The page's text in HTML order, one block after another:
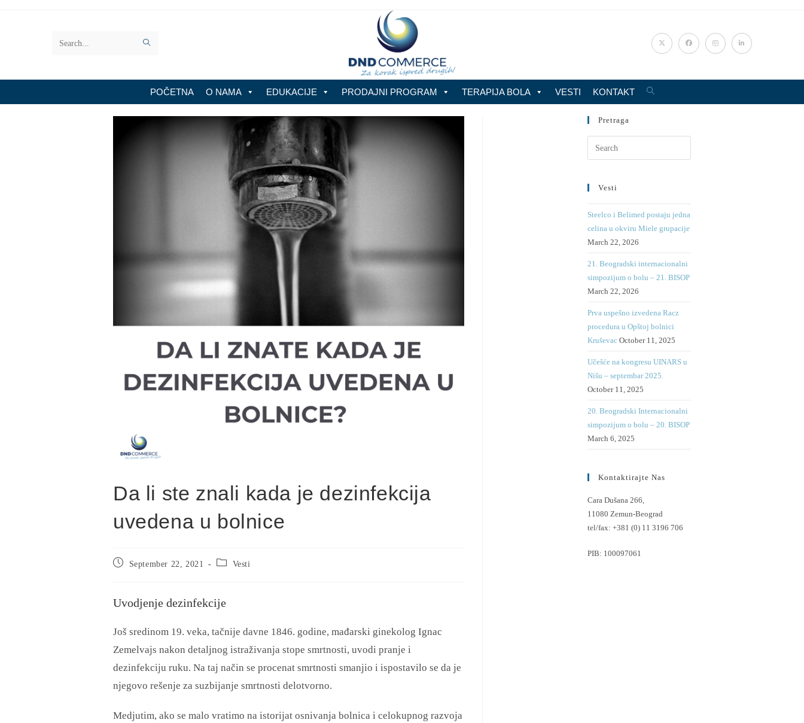
Search
POČETNA O NAMA EDUKACIJE PRODAJNI PROGRAM TERAPIJA BOLA VESTI KONTAKT
Da li ste znali kada je dezinfekcija
uvedena u bolnice
September 22, 2021 Vesti
Uvodjenje dezinfekcije
Još sredinom 19. veka, tačnije davne 1846. godine, mađarski ginekolog Ignac
Zemelvajs nakon detaljnog istraživanja stope smrtnosti, uvodi pranje i
dezinfekciju ruku. Na taj način se procenat smrtnosti smanjio i ispostavilo se da je
njegovo rešenje za suzbijanje smrtnosti delotvorno.
Medjutim, ako se malo vratimo na istorijat osnivanja bolnica i celokupnog razvoja
Pretraga
Vesti
Steelco i Belimed postaju jedna
celina u okviru Miele grupacije
March 22, 2026
21. Beogradski internacionalni
simpozijum o bolu – 21. BISOP
March 22, 2026
Prva uspešno izvedena Racz
procedura u Opštoj bolnici
Kruševac October 11, 2025
Učešće na kongresu UINARS u
Nišu – septembar 2025.
October 11, 2025
20. Beogradski Internacionalni
simpozijum o bolu – 20. BISOP
March 6, 2025
Kontaktirajte Nas
Cara Dušana 266,
11080 Zemun-Beograd
tel/fax:+381 (0) 11 3196 706
PIB: 100097061